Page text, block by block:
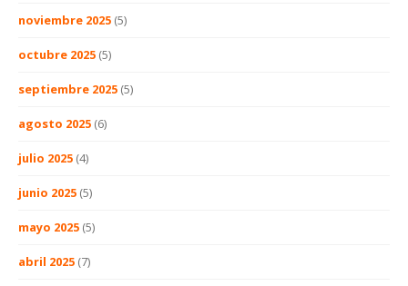
noviembre 2025 (5)
octubre 2025 (5)
septiembre 2025 (5)
agosto 2025 (6)
julio 2025 (4)
junio 2025 (5)
mayo 2025 (5)
abril 2025 (7)